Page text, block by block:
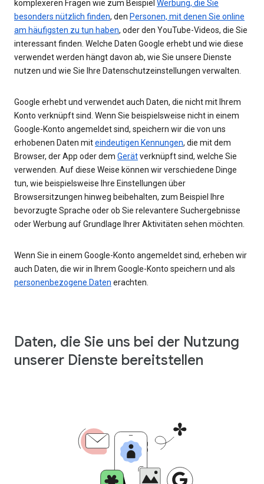
komplexeren Fragen wie zum Beispiel Werbung, die Sie
besonders nützlich finden, den Personen, mit denen Sie online
am häufigsten zu tun haben, oder den YouTube-Videos, die Sie
interessant finden. Welche Daten Google erhebt und wie diese
verwendet werden hängt davon ab, wie Sie unsere Dienste
nutzen und wie Sie Ihre Datenschutzeinstellungen verwalten.
Google erhebt und verwendet auch Daten, die nicht mit Ihrem
Konto verknüpft sind. Wenn Sie beispielsweise nicht in einem
Google-Konto angemeldet sind, speichern wir die von uns
erhobenen Daten miteindeutigen Kennungen, die mit dem
Browser, der App oder dem Gerätverknüpft sind, welche Sie
verwenden. Auf diese Weise können wir verschiedene Dinge
tun, wie beispielsweise Ihre Einstellungen über
Browsersitzungen hinweg beibehalten, zum Beispiel Ihre
bevorzugte Sprache oder ob Sie relevantere Suchergebnisse
oder Werbung auf Grundlage Ihrer Aktivitäten sehen möchten.
Wenn Sie in einem Google-Konto angemeldet sind, erheben wir
auch Daten, die wir in Ihrem Google-Konto speichern und als
personenbezogene Daten erachten.
Daten, die Sie uns bei der Nutzung
unserer Dienste bereitstellen